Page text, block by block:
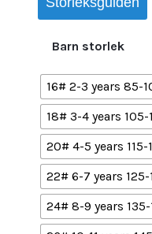
Barn storlek
16# 2-3 years 85-
18# 3-4 years 105-
20# 4-5 years 115-
22# 6-7 years
24# 8-9 years